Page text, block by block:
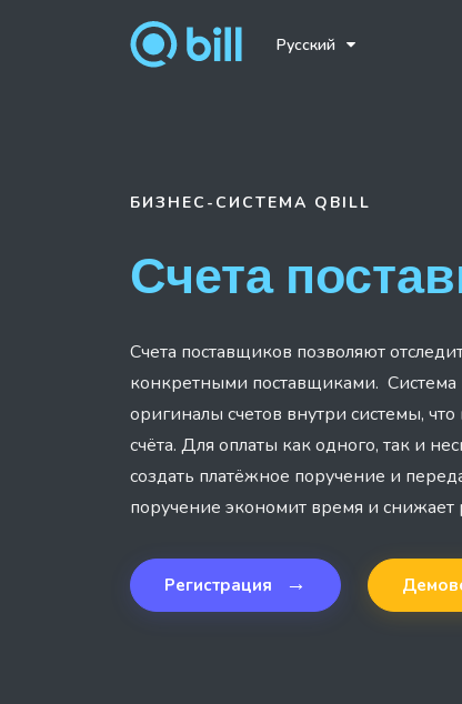
Русский
БИЗНЕС-СИСТЕМА QBILL
Счета
Счета поставщиков позволяют
конкретными поставщиками. Система
оригиналы счетов внутри системы,
счёта. Для оплаты как одного, так и
создать платёжное поручение и
поручение экономит время и снижает
Регистрация →